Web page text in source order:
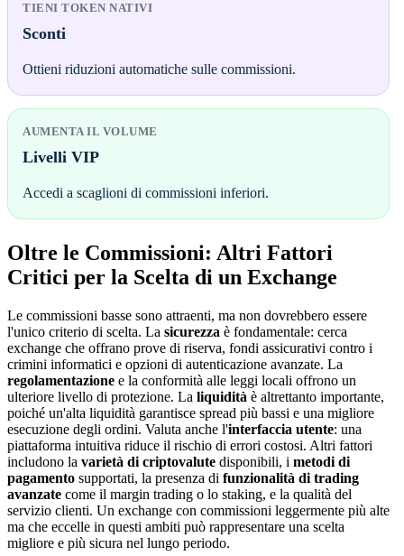
TIENI TOKEN NATIVI
Sconti
Ottieni riduzioni automatiche sulle commissioni.
AUMENTA IL VOLUME
Livelli VIP
Accedi a scaglioni di commissioni inferiori.
Oltre le Commissioni: Altri Fattori
Critici per la Scelta di un Exchange
Le commissioni basse sono attraenti, ma non dovrebbero essere
l'unico criterio di scelta. La sicurezza è fondamentale: cerca
exchange che offrano prove di riserva, fondi assicurativi contro i
crimini informatici e opzioni di autenticazione avanzate. La
regolamentazione e la conformità alle leggi locali offrono un
ulteriore livello di protezione. La liquidità è altrettanto importante,
poiché un'alta liquidità garantisce spread più bassi e una migliore
esecuzione degli ordini. Valuta anche l'interfaccia utente: una
piattaforma intuitiva riduce il rischio di errori costosi. Altri fattori
includono la varietà di criptovalute disponibili, i metodi di
pagamento supportati, la presenza di funzionalità di trading
avanzate come il margin trading o lo staking, e la qualità del
servizio clienti. Un exchange con commissioni leggermente più alte
ma che eccelle in questi ambiti può rappresentare una scelta
migliore e più sicura nel lungo periodo.